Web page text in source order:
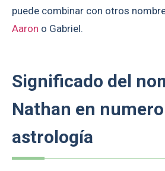
puede combinar con otros
Aaron o Gabriel.
Significado del
Nathan en
astrología